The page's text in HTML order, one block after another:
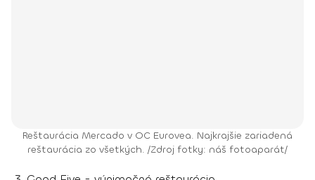
Reštaurácia Mercado v OC Eurovea. Najkrajšie zariadená
reštaurácia zo všetkých. /Zdroj fotky: náš fotoaparát/